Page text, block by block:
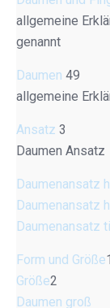
allgemeine
genannt
Daumen 49
allgemeine
Ansatz 3
Daumen Ansatz
Daumenansatz
Daumenansatz
Daumenansatz
Form und Größe
Größe2
Daumen groß